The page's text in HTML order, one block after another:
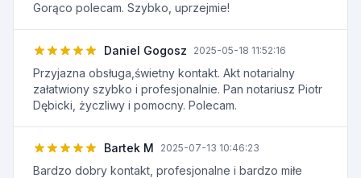
Gorąco polecam. Szybko, uprzejmie!
Daniel Gogosz 2025-05-18 11:52:16
Przyjazna obsługa,świetny kontakt. Akt notarialny
załatwiony szybko i profesjonalnie. Pan notariusz Piotr
Dębicki, życzliwy i pomocny. Polecam.
Bartek M 2025-07-13 10:46:23
Bardzo dobry kontakt, profesjonalne i bardzo miłe